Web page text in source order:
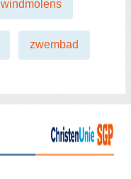
windmolens
zwembad